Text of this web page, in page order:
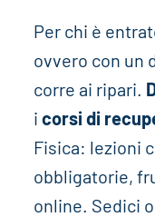
Per chi è
ovvero con un
corre ai ripari.
i corsi di
Fisica: lezioni
obbligatorie,
online. Sedici